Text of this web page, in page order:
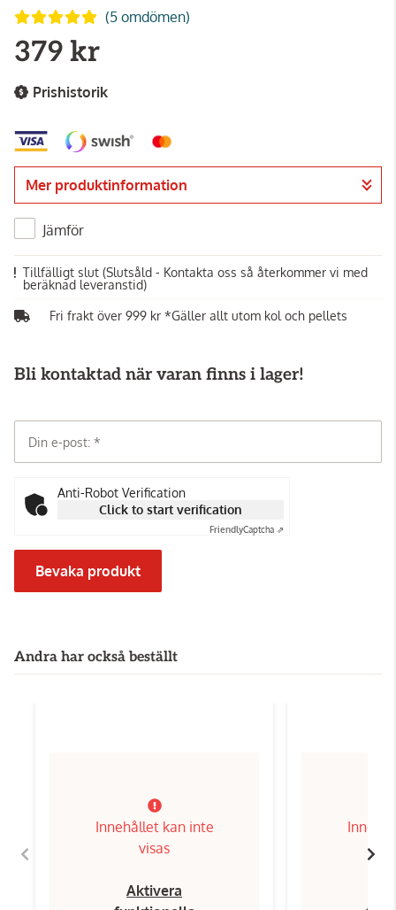
(5 omdömen)
379 kr
Prishistorik
Mer produktinformation
Jämför
Tillfälligt slut (Slutsåld - Kontakta oss så återkommer vi med
beräknad leveranstid)
Fri frakt över 999 kr *Gäller allt utom kol och pellets
Bli kontaktad när varan finns i lager!
Din e-post:
Anti-Robot Verification
Click to start verification
FriendlyCaptcha ⇗
Bevaka produkt
Andra har också beställt
Innehållet kan inte
visas
Aktivera